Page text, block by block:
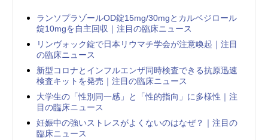
ランソプラゾールOD錠15mg/30mgとカルベジロール
錠10mgを自主回収｜注目の臨床ニュース
リンヴォック錠で日本リウマチ学会が注意喚起｜注目
の臨床ニュース
新型コロナとインフルエンザ同時検査できる抗原迅速
検査キットを発売｜注目の臨床ニュース
大学生の「性別同一感」と「性的指向」に多様性｜注
目の臨床ニュース
妊娠中の強いストレスがよくないのはなぜ？｜注目の
臨床ニュース